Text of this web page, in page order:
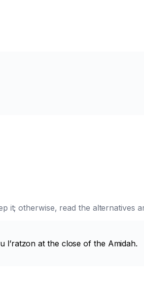
it; otherwise, read the alternatives
l’ratzon at the close of the Amidah.